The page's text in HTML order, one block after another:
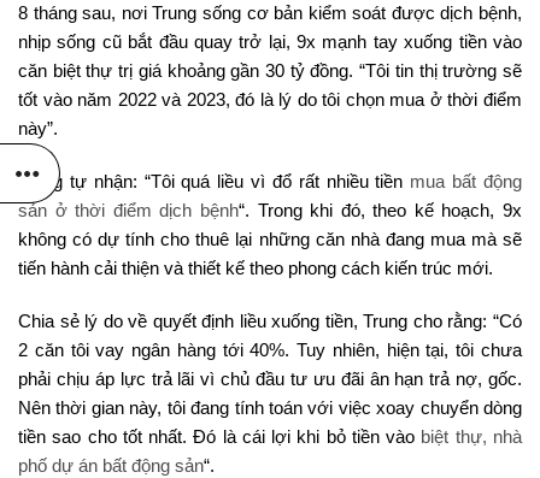
8 tháng sau, nơi Trung sống cơ bản kiểm soát được dịch bệnh,
nhịp sống cũ bắt đầu quay trở lại, 9x mạnh tay xuống tiền vào
căn biệt thự trị giá khoảng gần 30 tỷ đồng. “Tôi tin thị trường sẽ
tốt vào năm 2022 và 2023, đó là lý do tôi chọn mua ở thời điểm
này”.
Trung tự nhận: “Tôi quá liều vì đổ rất nhiều tiền mua bất động
sản ở thời điểm dịch bệnh“. Trong khi đó, theo kế hoạch, 9x
không có dự tính cho thuê lại những căn nhà đang mua mà sẽ
tiến hành cải thiện và thiết kế theo phong cách kiến trúc mới.
Chia sẻ lý do về quyết định liều xuống tiền, Trung cho rằng: “Có
2 căn tôi vay ngân hàng tới 40%. Tuy nhiên, hiện tại, tôi chưa
phải chịu áp lực trả lãi vì chủ đầu tư ưu đãi ân hạn trả nợ, gốc.
Nên thời gian này, tôi đang tính toán với việc xoay chuyển dòng
tiền sao cho tốt nhất. Đó là cái lợi khi bỏ tiền vào biệt thự, nhà
phố dự án bất động sản“.